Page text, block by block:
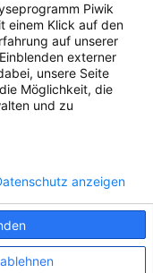
Piwik
einem Klick auf den
auf unserer
externer
unsere Seite
Möglichkeit, die
und zu
anzeigen